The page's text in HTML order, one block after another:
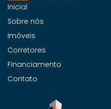
Inicial
Sobre nós
Imóveis
Corretores
Financiamento
Contato